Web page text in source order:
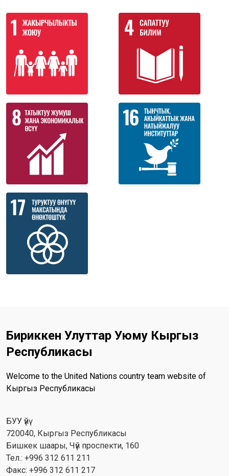
Бириккен Улуттар Уюму Кыргыз
Республикасы
Welcome to the United Nations country team website of
Кыргыз Республикасы
БУУ үйү
720040, Кыргыз Республикасы
Бишкек шаары, Чүй проспекти, 160
Тел.: +996 312 611 211
Факс: +996 312 611 217